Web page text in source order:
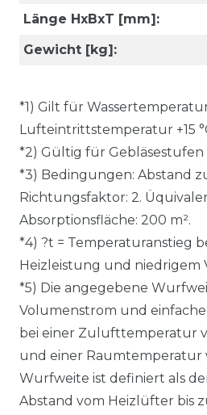
Länge HxBxT [mm]:
Gewicht [kg]:
*1) Gilt für
Lufteintrittstemperatur +15
*2) Gültig für Gebläsestufen
*3) Bedingungen: Abstand
Richtungsfaktor: 2.
Absorptionsfläche: 200 m².
*4) ?t = Temperaturanstieg
Heizleistung und niedrigem
*5) Die angegebene
Volumenstrom und
bei einer Zulufttemperatur
und einer Raumtemperatur
Wurfweite ist definiert als
Abstand vom Heizlüfter bis